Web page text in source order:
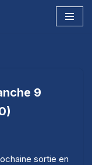
9
sortie en